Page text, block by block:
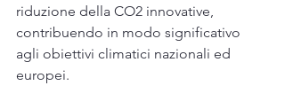
riduzione della CO2 innovative,
contribuendo in modo significativo
agli obiettivi climatici nazionali ed
europei.